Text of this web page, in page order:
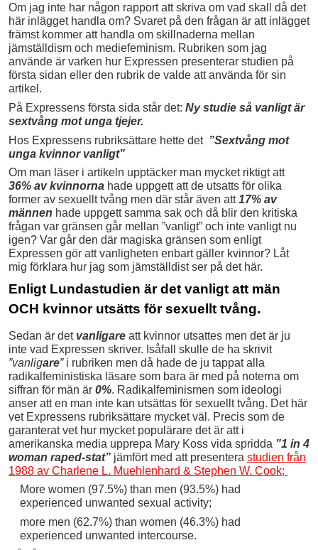
Om jag inte har någon rapport att skriva om vad skall då det
här inlägget handla om? Svaret på den frågan är att inlägget
främst kommer att handla om skillnaderna mellan
jämställdism och mediefeminism. Rubriken som jag
använde är varken hur Expressen presenterar studien på
första sidan eller den rubrik de valde att använda för sin
artikel.
På Expressens första sida står det: Ny studie så vanligt är
sextvång mot unga tjejer.
Hos Expressens rubriksättare hette det ”Sextvång mot
unga kvinnor vanligt”
Om man läser i artikeln upptäcker man mycket riktigt att
36% av kvinnorna hade uppgett att de utsatts för olika
former av sexuellt tvång men där står även att17% av
männen hade uppgett samma sak och då blir den kritiska
frågan var gränsen går mellan ”vanligt” och inte vanligt nu
igen? Var går den där magiska gränsen som enligt
Expressen gör att vanligheten enbart gäller kvinnor? Låt
mig förklara hur jag som jämställdist ser på det här.
Enligt Lundastudien är det vanligt att män
OCH kvinnor utsätts för sexuellt tvång.
Sedan är det vanligare att kvinnor utsattes men det är ju
inte vad Expressen skriver. Isåfall skulle de ha skrivit
”vanligare”i rubriken men då hade de ju tappat alla
radikalfeministiska läsare som bara är med på noterna om
siffran för män är 0%. Radikalfeminismen som ideologi
anser att en man inte kan utsättas för sexuellt tvång. Det här
vet Expressens rubriksättare mycket väl. Precis som de
garanterat vet hur mycket populärare det är att i
amerikanska media upprepa Mary Koss vida spridda ”1 in 4
woman raped-stat” jämfört med att presentera studien från
1988 av Charlene L. Muehlenhard & Stephen W. Cook;
More women (97.5%) than men (93.5%) had
experienced unwanted sexual activity;
more men (62.7%) than women (46.3%) had
experienced unwanted intercourse.